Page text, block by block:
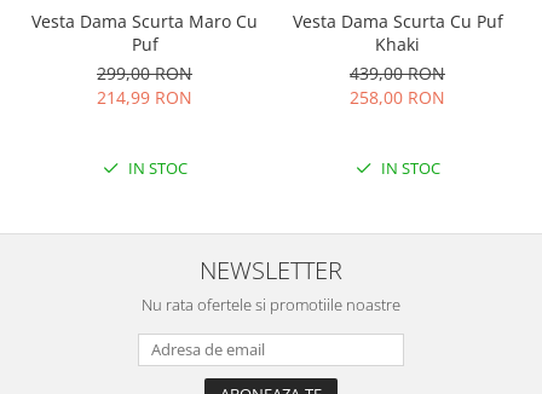
Vesta Dama Scurta Maro Cu
Puf
299,00 RON
214,99 RON
IN STOC
Vesta Dama Scurta Cu Puf
Khaki
439,00 RON
258,00 RON
IN STOC
NEWSLETTER
Nu rata ofertele si promotiile noastre